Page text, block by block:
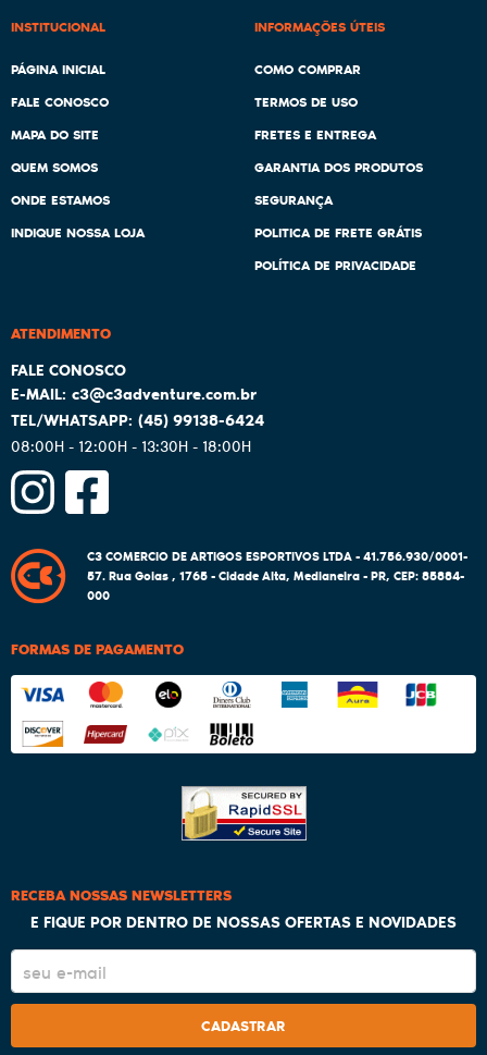
INSTITUCIONAL
PÁGINA INICIAL
FALE CONOSCO
MAPA DO SITE
QUEM SOMOS
ONDE ESTAMOS
INDIQUE NOSSA LOJA
INFORMAÇÕES ÚTEIS
COMO COMPRAR
TERMOS DE USO
FRETES E ENTREGA
GARANTIA DOS PRODUTOS
SEGURANÇA
POLITICA DE FRETE GRÁTIS
POLÍTICA DE PRIVACIDADE
ATENDIMENTO
(45)99138-6424
08:00H - 12:00H - 13:30H - 18:00H
c3@c3adventure.com.br
C3 COMERCIO DE ARTIGOS ESPORTIVOS LTDA - 41.756.930/0001-
57.Rua Goias , 1765-Cidade Alta, Medianeira-PR, CEP: 85884-
000
FORMAS DE PAGAMENTO
RECEBA NOSSAS NEWSLETTERS
E FIQUE POR DENTRO DE NOSSAS OFERTAS E NOVIDADES
CADASTRAR